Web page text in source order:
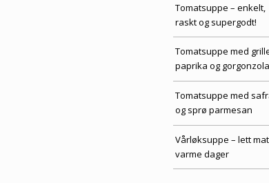
Tomatsuppe – enkelt,
raskt og supergodt!
Tomatsuppe med
paprika og gorgonzola
Tomatsuppe med
og sprø parmesan
Vårløksuppe – lett
varme dager